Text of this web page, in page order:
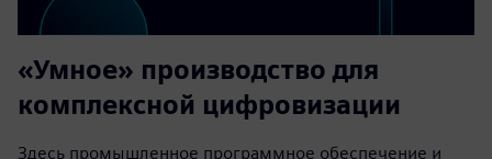
«Умное» производство для
комплексной цифровизации
Здесь промышленное программное обеспечение и